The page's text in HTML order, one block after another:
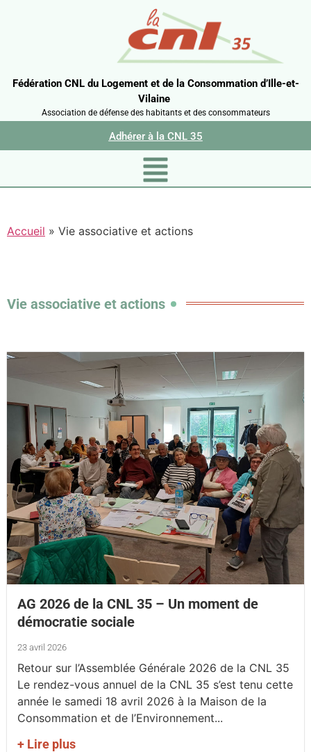
Fédération CNL du Logement et de la Consommation d’Ille-et-
Vilaine
Association de défense des habitants et des consommateurs
Adhérer à la CNL 35
Accueil » Vie associative et actions
Vie associative et actions
AG 2026 de la CNL 35 – Un moment de
démocratie sociale
23 avril 2026
Retour sur l’Assemblée Générale 2026 de la CNL 35
Le rendez-vous annuel de la CNL 35 s’est tenu cette
année le samedi 18 avril 2026 à la Maison de la
Consommation et de l’Environnement...
+ Lire plus